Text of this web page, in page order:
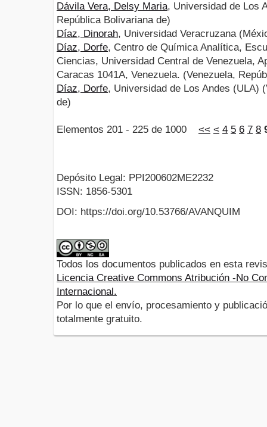
Dávila Vera, Delsy Maria, Universidad de Los
República Bolivariana de)
Díaz, Dinorah, Universidad Veracruzana
Díaz, Dorfe, Centro de Química Analítica,
Ciencias, Universidad Central de Venezuela,
Caracas 1041A, Venezuela. (Venezuela,
Díaz, Dorfe, Universidad de Los Andes (ULA)
de)
Elementos 201 - 225 de 1000 << < 4 5 6 7 8
Depósito Legal: PPI200602ME2232
ISSN: 1856-5301
DOI: https://doi.org/10.53766/AVANQUIM
Todos los documentos publicados en esta
Licencia Creative Commons Atribución -No
Internacional.
Por lo que el envío, procesamiento y
totalmente gratuito.